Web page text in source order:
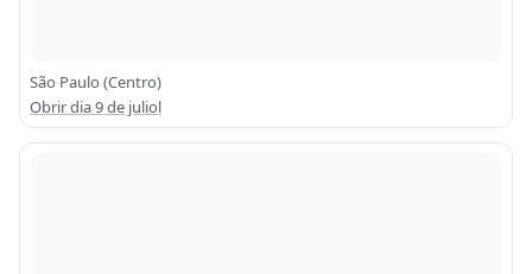
São Paulo (Centro)
Obrir dia 9 de juliol